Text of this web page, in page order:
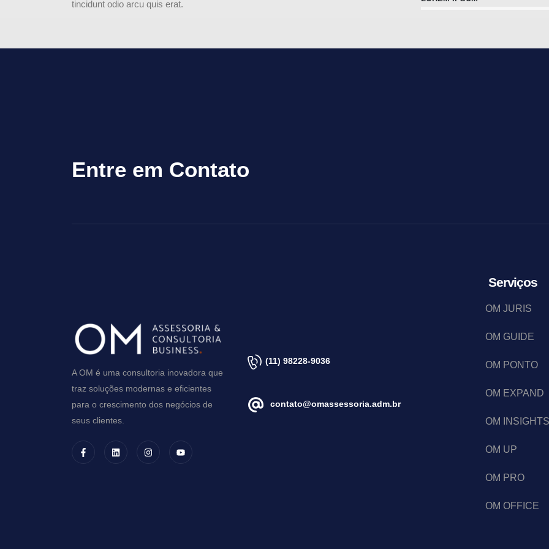
tincidunt odio arcu quis erat.
Entre em Contato
A OM é uma consultoria inovadora que
traz soluções modernas e eficientes
para o crescimento dos negócios de
seus clientes.
(11) 98228-9036
contato@omassessoria.adm.br
Serviços
OM JURIS
OM GUIDE
OM PONTO
OM EXPAND
OM INSIGHTS
OM UP
OM PRO
OM OFFICE